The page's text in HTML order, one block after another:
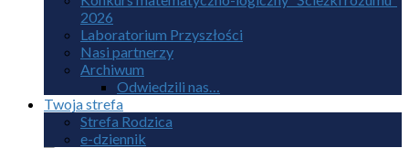
2026
Laboratorium Przyszłości
Nasi partnerzy
Archiwum
Odwiedzili nas…
Twoja strefa
Strefa Rodzica
e-dziennik